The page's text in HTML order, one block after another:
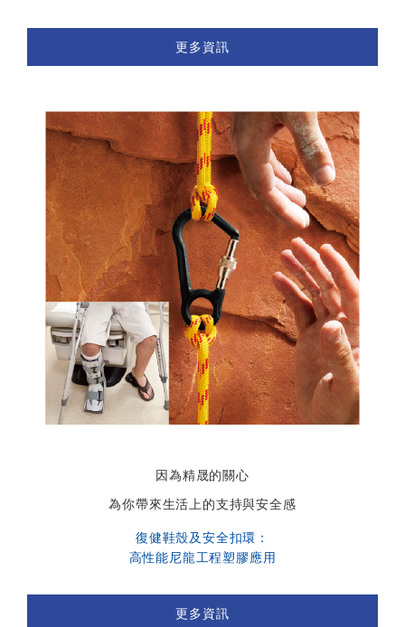
更多資訊
因為精晟的關心
為你帶來生活上的支持與安全感
復健鞋殼及安全扣環：
高性能尼龍工程塑膠應用
更多資訊